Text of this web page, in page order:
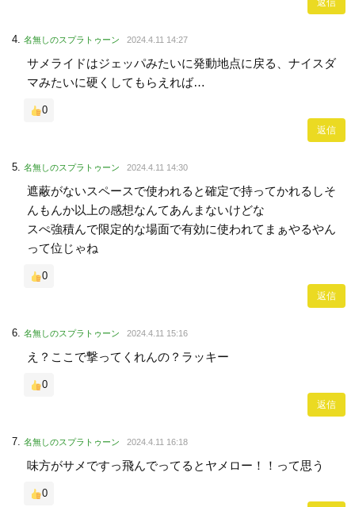
返信
名無しのスプラトゥーン 2024.4.11 14:27
サメライドはジェッパみたいに発動地点に戻る、ナイスダ
マみたいに硬くしてもらえれば…
0
返信
名無しのスプラトゥーン 2024.4.11 14:30
遮蔽がないスペースで使われると確定で持ってかれるしそ
んもんか以上の感想なんてあんまないけどな
スぺ強積んで限定的な場面で有効に使われてまぁやるやん
って位じゃね
0
返信
名無しのスプラトゥーン 2024.4.11 15:16
え？ここで撃ってくれんの？ラッキー
0
返信
名無しのスプラトゥーン 2024.4.11 16:18
味方がサメですっ飛んでってるとヤメロー！！って思う
0